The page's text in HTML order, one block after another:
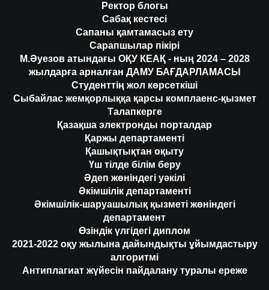
Ректор блогы
Сабақ кестесі
Сапаны қамтамасыз ету
Сарапшылар пікірі
М.Әуезов атындағы ОҚУ КЕАҚ - ның 2024 – 2028
жылдарға арналған ДАМУ БАҒДАРЛАМАСЫ
Студенттің жол көрсеткіші
Сыбайлас жемқорлыққа қарсы комплаенс-қызмет
Талапкерге
Қазақша электронды порталдар
Қаржы департаменті
Қашықтықтан оқыту
Үш тілде білім беру
Әдеп жөніндегі уәкілі
Әкімшілік департаменті
Әкімшілік-шаруашылық қызметі жөніндегі
департамент
Өзіндік үлгідегі диплом
2021-2022 оқу жылына дайындықты ұйымдастыру
алгоритмі
Антиплагиат жүйесін пайдалану туралы ереже